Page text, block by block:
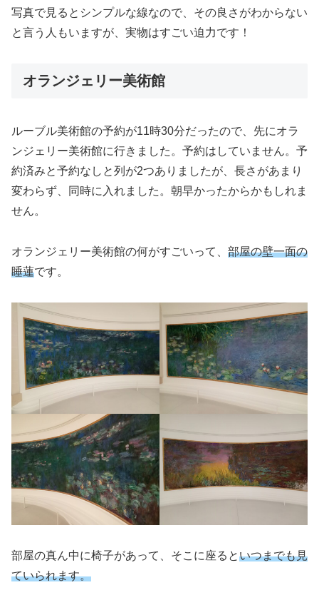
写真で見るとシンプルな線なので、その良さがわからない
と言う人もいますが、実物はすごい迫力です！
オランジェリー美術館
ルーブル美術館の予約が11時30分だったので、先にオラ
ンジェリー美術館に行きました。予約はしていません。予
約済みと予約なしと列が2つありましたが、長さがあまり
変わらず、同時に入れました。朝早かったからかもしれま
せん。
オランジェリー美術館の何がすごいって、 部屋の壁一面の
睡蓮です。
部屋の真ん中に椅子があって、そこに座るといつまでも見
ていられます。